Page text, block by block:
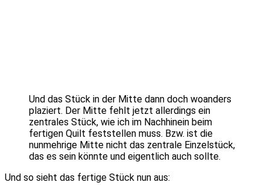
Und das Stück in der Mitte dann doch woanders
plaziert. Der Mitte fehlt jetzt allerdings ein
zentrales Stück, wie ich im Nachhinein beim
fertigen Quilt feststellen muss. Bzw. ist die
nunmehrige Mitte nicht das zentrale Einzelstück,
das es sein könnte und eigentlich auch sollte.
Und so sieht das fertige Stück nun aus: